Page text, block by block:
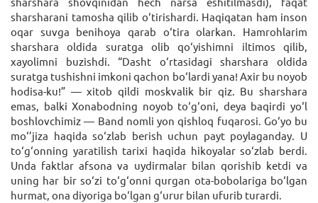
sharsharani tamosha qilib o‘tirishardi. Haqiqatan ham inson
oqar suvga benihoya qarab o‘tira olarkan. Hamrohlarim
sharshara oldida suratga olib qo‘yishimni iltimos qilib,
xayolimni buzishdi. “Dasht o‘rtasidagi sharshara oldida
suratga tushishni imkoni qachon bo‘lardi yana! Axir bu noyob
hodisa-ku!” — xitob qildi moskvalik bir qiz. Bu sharshara
emas, balki Xonabodning noyob to‘g‘oni, deya baqirdi yo‘l
boshlovchimiz — Band nomli yon qishloq fuqarosi. Go‘yo bu
mo‘’jiza haqida so‘zlab berish uchun payt poylaganday. U
to‘g‘onning yaratilish tarixi haqida hikoyalar so‘zlab berdi.
Unda faktlar afsona va uydirmalar bilan qorishib ketdi va
uning har bir so‘zi to‘g‘onni qurgan ota-bobolariga bo‘lgan
hurmat, ona diyoriga bo‘lgan g‘urur bilan ufurib turardi.